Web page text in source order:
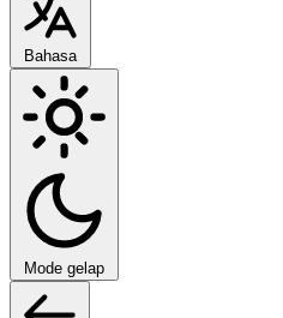
Bahasa
Mode gelap